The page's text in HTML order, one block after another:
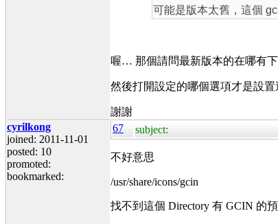
可能是版本太舊，這個
喔… 那個請問最新版本的在哪有下
然後打開設定的哪個選項才是設
謝謝
cyrilkong
joined: 2011-11-01
posted: 10
promoted:
bookmarked:
67 subject:
不好意思
/usr/share/icons/gcin
找不到這個 Directory 有 GCIN 的